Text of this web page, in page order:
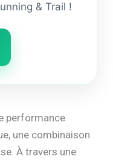
& Trail !
performance
une combinaison
À travers une